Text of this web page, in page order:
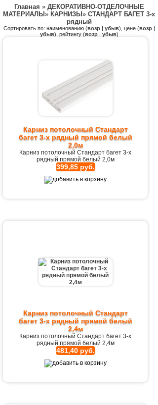
Главная » ДЕКОРАТИВНО-ОТДЕЛОЧНЫЕ
МАТЕРИАЛЫ » КАРНИЗЫ » СТАНДАРТ БАГЕТ 3-х
рядный
Сортировать по: наименованию (возр| убыв), цене (возр|
убыв), рейтингу (возр| убыв)
Карниз потолочный Стандарт
багет 3-х рядный прямой белый
2,0м
Карниз потолочный Стандарт багет 3-х
рядный прямой белый 2,0м
399,85 руб.
Карниз потолочный Стандарт
багет 3-х рядный прямой белый
2,4м
Карниз потолочный Стандарт багет 3-х
рядный прямой белый 2,4м
481,40 руб.